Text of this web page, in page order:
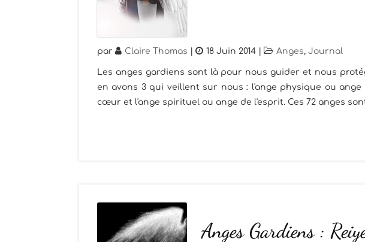
par Claire Thomas 18 Juin 2014 Anges, Journal
Les anges gardiens sont là pour nous guider et nous
en avons 3 qui veillent sur nous : l'ange physique ou
cœur et l'ange spirituel ou ange de l'esprit. Ces 72 anges
Anges Gardiens :